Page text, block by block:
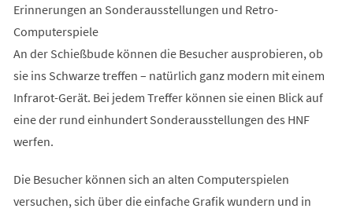
Erinnerungen an Sonderausstellungen und Retro-
Computerspiele
An der Schießbude können die Besucher ausprobieren, ob
sie ins Schwarze treffen – natürlich ganz modern mit einem
Infrarot-Gerät. Bei jedem Treffer können sie einen Blick auf
eine der rund einhundert Sonderausstellungen des HNF
werfen.
Die Besucher können sich an alten Computerspielen
versuchen, sich über die einfache Grafik wundern und in